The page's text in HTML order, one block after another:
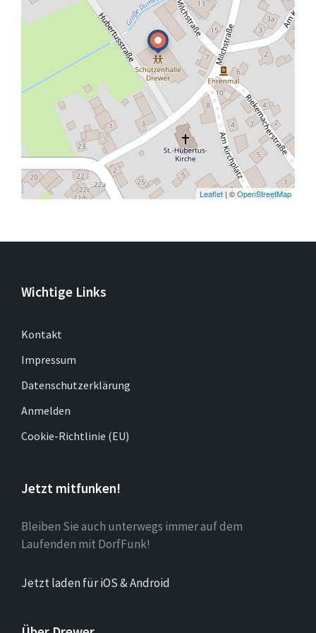
Leaflet | ©OpenStreetMap
Wichtige Links
Kontakt
Impressum
Datenschutzerklärung
Anmelden
Cookie-Richtlinie (EU)
Jetzt mitfunken!
Bleiben Sie auch unterwegs immer auf dem
Laufenden mit DorfFunk!
Jetzt laden für iOS & Android